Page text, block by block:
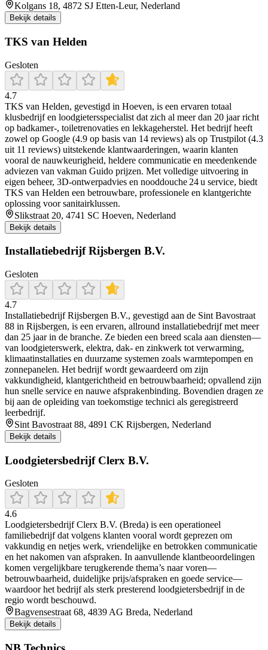
Kolgans 18, 4872 SJ Etten-Leur, Nederland
Bekijk details
TKS van Helden
Gesloten
4.7
TKS van Helden, gevestigd in Hoeven, is een ervaren totaal
klusbedrijf en loodgietersspecialist dat zich al meer dan 20 jaar richt
op badkamer‑, toiletrenovaties en lekkageherstel. Het bedrijf heeft
zowel op Google (4.9 op basis van 14 reviews) als op Trustpilot (4.3
uit 11 reviews) uitstekende klantwaarderingen, waarin klanten
vooral de nauwkeurigheid, heldere communicatie en meedenkende
adviezen van vakman Guido prijzen. Met volledige uitvoering in
eigen beheer, 3D‑ontwerpadvies en nooddouche 24 u service, biedt
TKS van Helden een betrouwbare, professionele en klantgerichte
oplossing voor sanitairklussen.
Slikstraat 20, 4741 SC Hoeven, Nederland
Bekijk details
Installatiebedrijf Rijsbergen B.V.
Gesloten
4.7
Installatiebedrijf Rijsbergen B.V., gevestigd aan de Sint Bavostraat
88 in Rijsbergen, is een ervaren, allround installatiebedrijf met meer
dan 25 jaar in de branche. Ze bieden een breed scala aan diensten—
van loodgieterswerk, elektra, dak- en zinkwerk tot verwarming,
klimaatinstallaties en duurzame systemen zoals warmtepompen en
zonnepanelen. Het bedrijf wordt gewaardeerd om zijn
vakkundigheid, klantgerichtheid en betrouwbaarheid; opvallend zijn
hun snelle service en nauwe afsprakenbinding. Bovendien dragen ze
bij aan de opleiding van toekomstige technici als geregistreerd
leerbedrijf.
Sint Bavostraat 88, 4891 CK Rijsbergen, Nederland
Bekijk details
Loodgietersbedrijf Clerx B.V.
Gesloten
4.6
Loodgietersbedrijf Clerx B.V. (Breda) is een operationeel
familiebedrijf dat volgens klanten vooral wordt geprezen om
vakkundig en netjes werk, vriendelijke en betrokken communicatie
en het nakomen van afspraken. In aanvullende klantbeoordelingen
komen vergelijkbare terugkerende thema’s naar voren—
betrouwbaarheid, duidelijke prijs/afspraken en goede service—
waardoor het bedrijf als sterk presterend loodgietersbedrijf in de
regio wordt beschouwd.
Bagvensestraat 68, 4839 AG Breda, Nederland
Bekijk details